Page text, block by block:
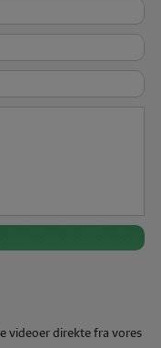
videoer direkte fra vores